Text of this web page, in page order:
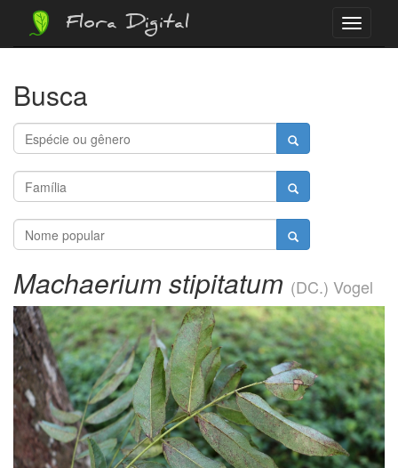
Menu
Flora Digital
Busca
Machaerium stipitatum (DC.) Vogel